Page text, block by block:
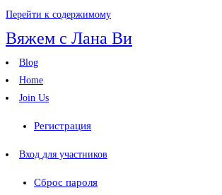
Перейти к содержимому
Вяжем с Лана Ви
Blog
Home
Join Us
Регистрация
Вход для участников
Сброс пароля